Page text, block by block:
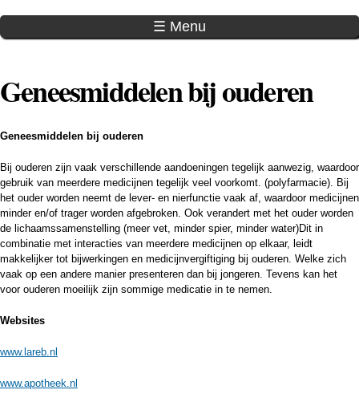
en naar
de inhoud
☰ Menu
Geneesmiddelen bij ouderen
Geneesmiddelen bij ouderen
Bij ouderen zijn vaak verschillende aandoeningen tegelijk aanwezig, waardoor
gebruik van meerdere medicijnen tegelijk veel voorkomt. (polyfarmacie). Bij
het ouder worden neemt de lever- en nierfunctie vaak af, waardoor medicijnen
minder en/of trager worden afgebroken. Ook verandert met het ouder worden
de lichaamssamenstelling (meer vet, minder spier, minder water)Dit in
combinatie met interacties van meerdere medicijnen op elkaar, leidt
makkelijker tot bijwerkingen en medicijnvergiftiging bij ouderen. Welke zich
vaak op een andere manier presenteren dan bij jongeren. Tevens kan het
voor ouderen moeilijk zijn sommige medicatie in te nemen.
Websites
www.lareb.nl
www.apotheek.nl